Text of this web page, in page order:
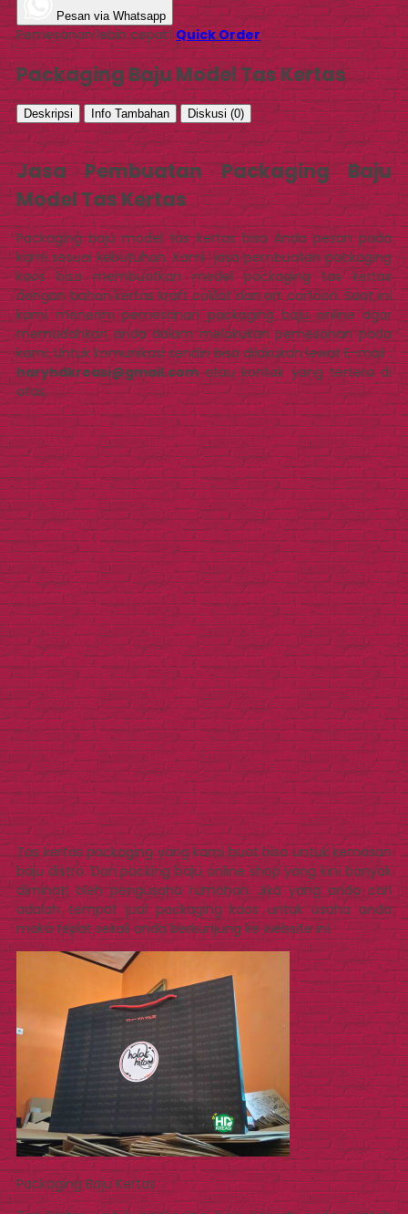
Pesan via Whatsapp
Pemesanan lebih cepat!Quick Order
Packaging Baju Model Tas Kertas
Deskripsi Info Tambahan Diskusi (0)
Jasa Pembuatan Packaging Baju
Model Tas Kertas
Packaging baju model tas kertas bisa Anda pesan pada
kami sesuai kebutuhan. Kami jasa pembuatan packaging
kaos bisa membuatkan model packaging tas kertas
dengan bahan kertas kraft coklat dan art cartoon. Saat ini
kami menerim pemesanan packaging baju online agar
memudahkan anda dalam melakukan pemesanan pada
kami. Untuk komunikasi sendiri bisa dilakukan lewat E-mail :
haryhdkreasi@gmail.comatau kontak yang tertera di
atas.
Tas kertas packaging yang kami buat bisa untuk kemasan
baju distro. Dan packing baju online shop yang kini banyak
diminati oleh pengusaha rumahan. Jika yang anda cari
adalah tempat jual packaging kaos untuk usaha anda
maka tepat sekali anda berkunjung ke website ini.
Packaging Baju Kertas